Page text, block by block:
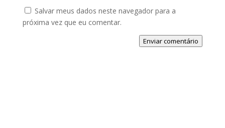
Salvar meus dados neste navegador para a
próxima vez que eu comentar.
Enviar comentário